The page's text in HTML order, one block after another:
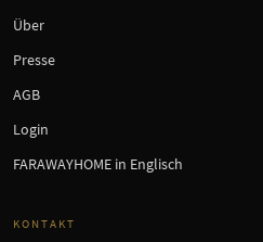
Über
Presse
AGB
Login
FARAWAYHOME in Englisch
KONTAKT